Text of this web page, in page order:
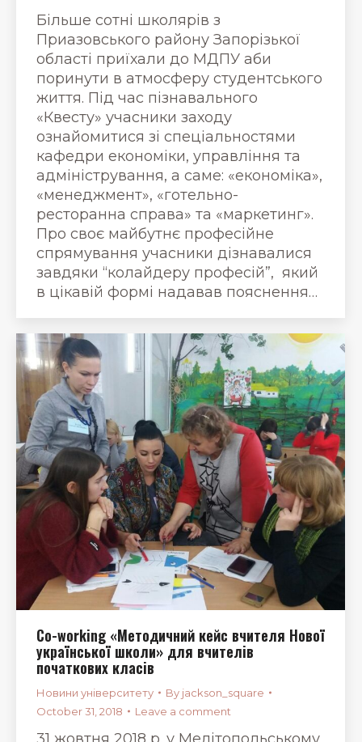
Більше сотні школярів з
Приазовського району Запорізької
області приїхали до МДПУ аби
поринути в атмосферу студентського
життя. Під час пізнавального
«Квесту» учасники заходу
ознайомитися зі спеціальностями
кафедри економіки, управління та
адміністрування, а саме: «економіка»,
«менеджмент», «готельно-
ресторанна справа» та «маркетинг».
Про своє майбутнє професійне
спрямування учасники дізнавалися
завдяки “колайдеру професій”, який
в цікавій формі надавав пояснення…
Co-working «Методичний кейс вчителя Нової
української школи» для вчителів
початкових класів
Новини університету By jackson_square
October 31, 2018
Leave a comment
31 жовтня 2018 р. у Мелітопольському